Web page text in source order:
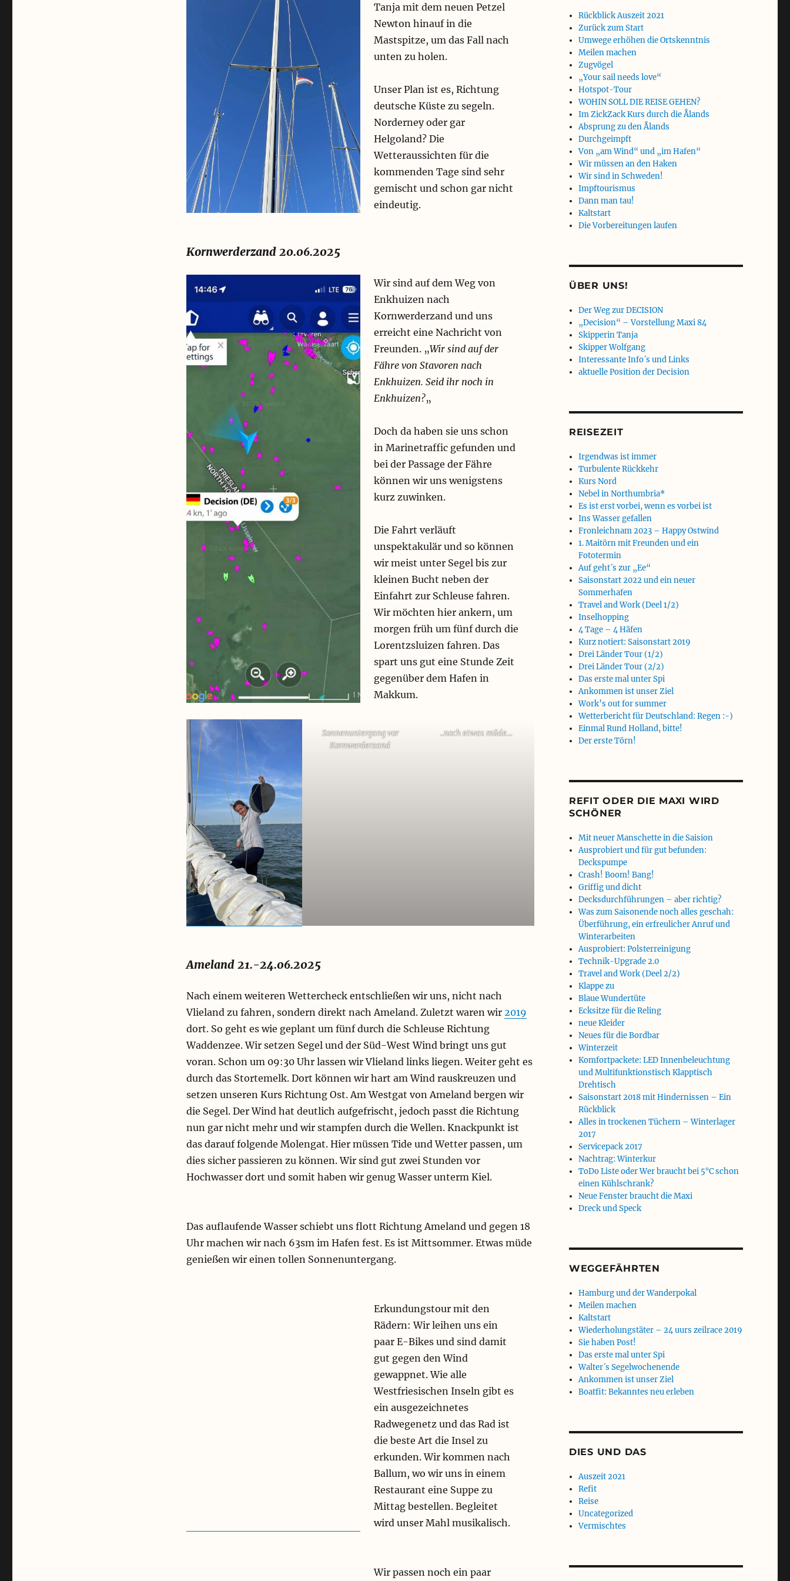
Tanja mit dem neuen Petzel
Newton hinauf in die
Mastspitze, um das Fall nach
unten zu holen.
Unser Plan ist es, Richtung
deutsche Küste zu segeln.
Norderney oder gar
Helgoland? Die
Wetteraussichten für die
kommenden Tage sind sehr
gemischt und schon gar nicht
eindeutig.
Kornwerderzand 20.06.2025
Wir sind auf dem Weg von
Enkhuizen nach
Kornwerderzand und uns
erreicht eine Nachricht von
Freunden. „Wir sind auf der
Fähre von Stavoren nach
Enkhuizen. Seid ihr noch in
Enkhuizen?„
Doch da haben sie uns schon
in Marinetraffic gefunden und
bei der Passage der Fähre
können wir uns wenigstens
kurz zuwinken.
Die Fahrt verläuft
unspektakulär und so können
wir meist unter Segel bis zur
kleinen Bucht neben der
Einfahrt zur Schleuse fahren.
Wir möchten hier ankern, um
morgen früh um fünf durch die
Lorentzsluizen fahren. Das
spart uns gut eine Stunde Zeit
gegenüber dem Hafen in
Makkum.
Sonnenuntergang vor
Kornwerderzand
..noch etwas müde…
Ameland 21.-24.06.2025
Nach einem weiteren Wettercheck entschließen wir uns, nicht nach
Vlieland zu fahren, sondern direkt nach Ameland. Zuletzt waren wir 2019
dort. So geht es wie geplant um fünf durch die Schleuse Richtung
Waddenzee. Wir setzen Segel und der Süd-West Wind bringt uns gut
voran. Schon um 09:30 Uhr lassen wir Vlieland links liegen. Weiter geht es
durch das Stortemelk. Dort können wir hart am Wind rauskreuzen und
setzen unseren Kurs Richtung Ost. Am Westgat von Ameland bergen wir
die Segel. Der Wind hat deutlich aufgefrischt, jedoch passt die Richtung
nun gar nicht mehr und wir stampfen durch die Wellen. Knackpunkt ist
das darauf folgende Molengat. Hier müssen Tide und Wetter passen, um
dies sicher passieren zu können. Wir sind gut zwei Stunden vor
Hochwasser dort und somit haben wir genug Wasser unterm Kiel.
Das auflaufende Wasser schiebt uns flott Richtung Ameland und gegen 18
Uhr machen wir nach 63sm im Hafen fest. Es ist Mittsommer. Etwas müde
genießen wir einen tollen Sonnenuntergang.
Erkundungstour mit den
Rädern: Wir leihen uns ein
paar E-Bikes und sind damit
gut gegen den Wind
gewappnet. Wie alle
Westfriesischen Inseln gibt es
ein ausgezeichnetes
Radwegenetz und das Rad ist
die beste Art die Insel zu
erkunden. Wir kommen nach
Ballum, wo wir uns in einem
Restaurant eine Suppe zu
Mittag bestellen. Begleitet
wird unser Mahl musikalisch.
Wir passen noch ein paar
Rückblick Auszeit 2021
Zurück zum Start
Umwege erhöhen die Ortskenntnis
Meilen machen
Zugvögel
„Your sail needs love“
Hotspot-Tour
WOHIN SOLL DIE REISE GEHEN?
Im ZickZack Kurs durch die Ålands
Absprung zu den Ålands
Durchgeimpft
Von „am Wind“ und „im Hafen“
Wir müssen an den Haken
Wir sind in Schweden!
Impftourismus
Dann man tau!
Kaltstart
Die Vorbereitungen laufen
ÜBER UNS!
Der Weg zur DECISION
„Decision“ – Vorstellung Maxi 84
Skipperin Tanja
Skipper Wolfgang
Interessante Info´s und Links
aktuelle Position der Decision
REISEZEIT
Irgendwas ist immer
Turbulente Rückkehr
Kurs Nord
Nebel in Northumbria*
Es ist erst vorbei, wenn es vorbei ist
Ins Wasser gefallen
Fronleichnam 2023 – Happy Ostwind
1. Maitörn mit Freunden und ein
Fototermin
Auf geht´s zur „Ee“
Saisonstart 2022 und ein neuer
Sommerhafen
Travel and Work (Deel 1/2)
Inselhopping
4 Tage – 4 Häfen
Kurz notiert: Saisonstart 2019
Drei Länder Tour (1/2)
Drei Länder Tour (2/2)
Das erste mal unter Spi
Ankommen ist unser Ziel
Work’s out for summer
Wetterbericht für Deutschland: Regen :-)
Einmal Rund Holland, bitte!
Der erste Törn!
REFIT ODER DIE MAXI WIRD
SCHÖNER
Mit neuer Manschette in die Saision
Ausprobiert und für gut befunden:
Deckspumpe
Crash! Boom! Bang!
Griffig und dicht
Decksdurchführungen – aber richtig?
Was zum Saisonende noch alles geschah:
Überführung, ein erfreulicher Anruf und
Winterarbeiten
Ausprobiert: Polsterreinigung
Technik-Upgrade 2.0
Travel and Work (Deel 2/2)
Klappe zu
Blaue Wundertüte
Ecksitze für die Reling
neue Kleider
Neues für die Bordbar
Winterzeit
Komfortpackete: LED Innenbeleuchtung
und Multifunktionstisch Klapptisch
Drehtisch
Saisonstart 2018 mit Hindernissen – Ein
Rückblick
Alles in trockenen Tüchern – Winterlager
2017
Servicepack 2017
Nachtrag: Winterkur
ToDo Liste oder Wer braucht bei 5°C schon
einen Kühlschrank?
Neue Fenster braucht die Maxi
Dreck und Speck
WEGGEFÄHRTEN
Hamburg und der Wanderpokal
Meilen machen
Kaltstart
Wiederholungstäter – 24 uurs zeilrace 2019
Sie haben Post!
Das erste mal unter Spi
Walter´s Segelwochenende
Ankommen ist unser Ziel
Boatfit: Bekanntes neu erleben
DIES UND DAS
Auszeit 2021
Refit
Reise
Uncategorized
Vermischtes